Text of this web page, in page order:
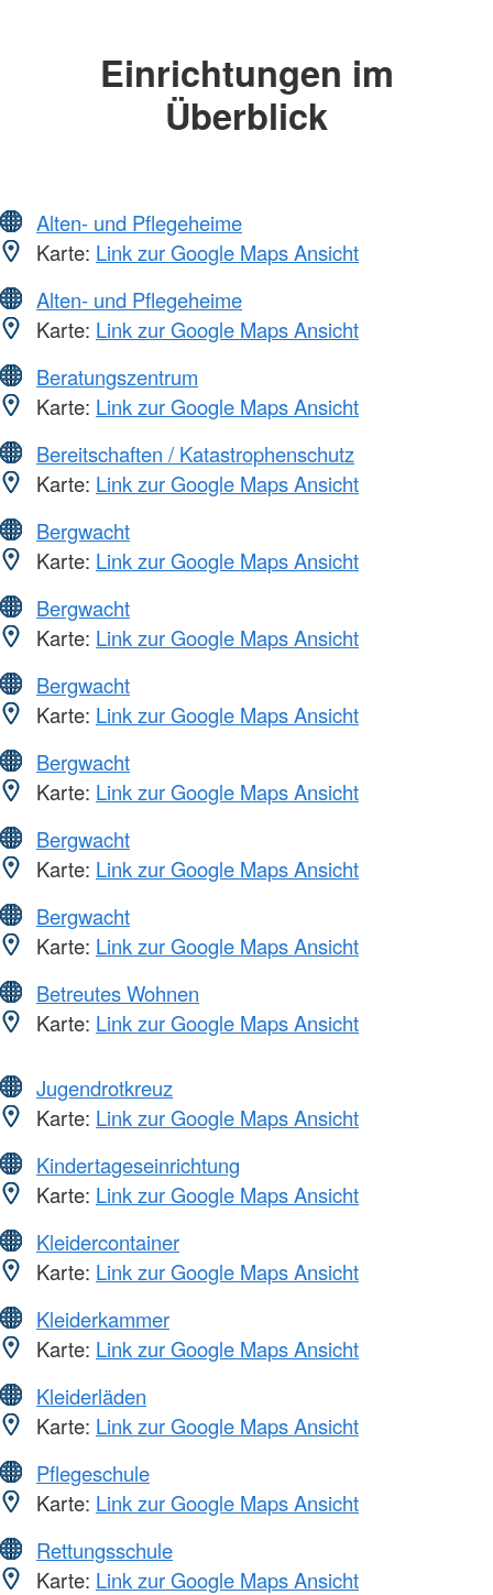
Einrichtungen im
Überblick
Alten- und Pflegeheime
Karte: Link zur Google Maps Ansicht
Alten- und Pflegeheime
Karte: Link zur Google Maps Ansicht
Beratungszentrum
Karte: Link zur Google Maps Ansicht
Bereitschaften / Katastrophenschutz
Karte: Link zur Google Maps Ansicht
Bergwacht
Karte: Link zur Google Maps Ansicht
Bergwacht
Karte: Link zur Google Maps Ansicht
Bergwacht
Karte: Link zur Google Maps Ansicht
Bergwacht
Karte: Link zur Google Maps Ansicht
Bergwacht
Karte: Link zur Google Maps Ansicht
Bergwacht
Karte: Link zur Google Maps Ansicht
Betreutes Wohnen
Karte: Link zur Google Maps Ansicht
Jugendrotkreuz
Karte: Link zur Google Maps Ansicht
Kindertageseinrichtung
Karte: Link zur Google Maps Ansicht
Kleidercontainer
Karte: Link zur Google Maps Ansicht
Kleiderkammer
Karte: Link zur Google Maps Ansicht
Kleiderläden
Karte: Link zur Google Maps Ansicht
Pflegeschule
Karte: Link zur Google Maps Ansicht
Rettungsschule
Karte: Link zur Google Maps Ansicht